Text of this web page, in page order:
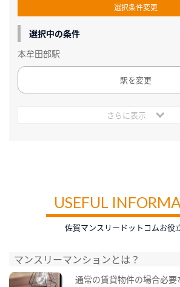
選択条件変更
選択中の条件
本牟田部駅
駅を変更
さらに表示
USEFUL
佐賀マンスリードットコムお役
マンスリーマンションとは？
通常の賃貸物件の場合必